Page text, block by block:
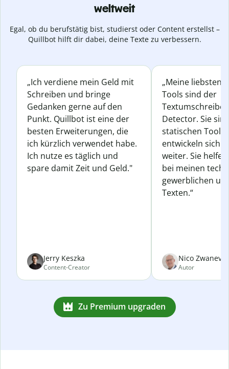
weltweit
Egal, ob du berufstätig bist, studierst oder Content erstellst –
Quillbot hilft dir dabei, deine Texte zu verbessern.
„Ich verdiene mein Geld mit
Schreiben und bringe
Gedanken gerne auf den
Punkt. Quillbot ist eine der
besten Erweiterungen, die
ich kürzlich verwendet habe.
Ich nutze es täglich und
spare damit Zeit und Geld."
Jerry Keszka
Content-Creator
„Meine liebsten
Tools sind der
Detector. Sie
statischen
entwickeln sich
weiter. Sie
bei meinen
gewerblichen
Texten.“
Nico
Autor
Zu Premium upgraden